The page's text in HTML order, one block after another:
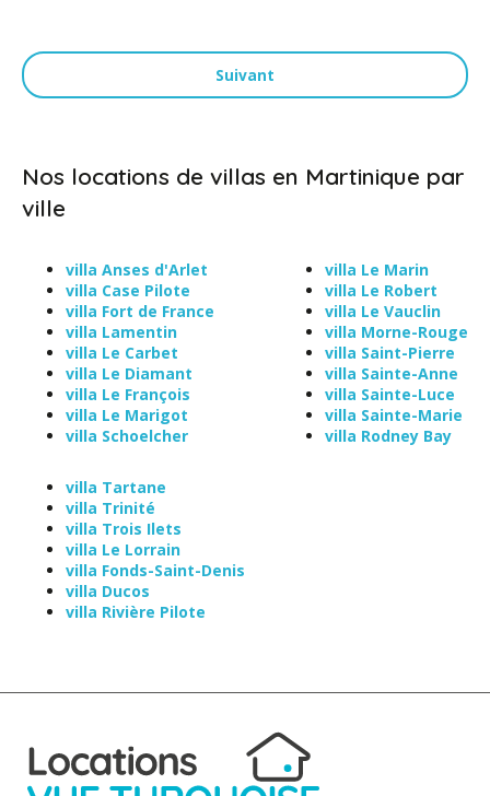
Suivant
Nos locations de villas en Martinique par
ville
villa Anses d'Arlet
villa Case Pilote
villa Fort de France
villa Lamentin
villa Le Carbet
villa Le Diamant
villa Le François
villa Le Marigot
villa Schoelcher
villa Le Marin
villa Le Robert
villa Le Vauclin
villa Morne-Rouge
villa Saint-Pierre
villa Sainte-Anne
villa Sainte-Luce
villa Sainte-Marie
villa Rodney Bay
villa Tartane
villa Trinité
villa Trois Ilets
villa Le Lorrain
villa Fonds-Saint-Denis
villa Ducos
villa Rivière Pilote